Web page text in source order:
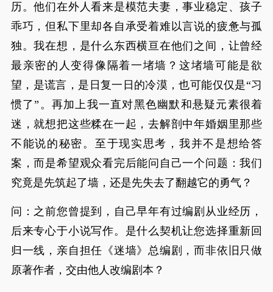
历。他们在外人看来是模范夫妻，事业稳定、孩子
乖巧，但私下里却各自承受着难以言说的疲惫与孤
独。我在想，是什么东西横亘在他们之间，让曾经
最亲密的人变得像隔着一堵墙？这堵墙可能是欲
望，是谎言，是日复一日的冷漠，也可能仅仅是“习
惯了”。再加上我一直对黑色幽默和悬疑元素很着
迷，就想把这些糅在一起，去解剖中年婚姻里那些
不能说的秘密。至于现实思考，我并不是想给答
案，而是希望观众看完后能问自己一个问题：我们
究竟是先筑起了墙，还是先失去了翻越它的勇气？
问：之前您曾提到，自己早年有过编剧从业经历，
后来专心于小说写作。是什么契机让您选择重新回
归一线，亲自担任《迷墙》总编剧，而非依旧只做
原著作者，交由他人改编剧本？